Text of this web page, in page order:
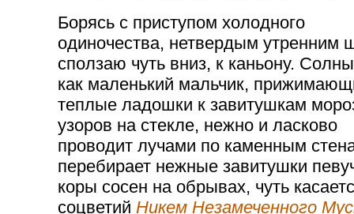
Борясь с приступом холодного
одиночества, нетвердым утренним
сползаю чуть вниз, к каньону.
как маленький мальчик,
теплые ладошки к завитушкам
узоров на стекле, нежно и ласково
проводит лучами по каменным
перебирает нежные завитушки
коры сосен на обрывах, чуть
соцветий Никем Незамеченного